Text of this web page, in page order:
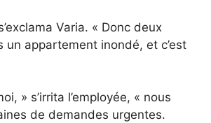
Varia. « Donc deux
un appartement inondé, et c’est
» s’irrita l’employée, « nous
de demandes urgentes.